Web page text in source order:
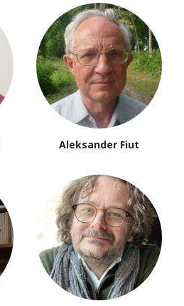
Aleksander Fiut